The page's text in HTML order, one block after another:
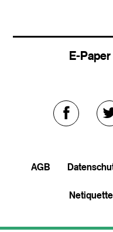
E-Paper
Externer
AGB
Netiquette